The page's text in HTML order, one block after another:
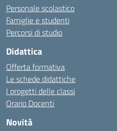
Personale scolastico
Famiglie e studenti
Percorsi di studio
Didattica
Offerta formativa
Le schede didattiche
I progetti delle classi
Orario Docenti
Novità